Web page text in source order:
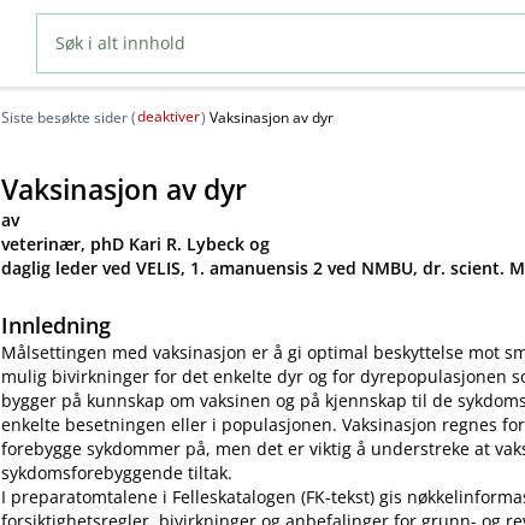
Siste besøkte sider (deaktiver) Vaksinasjon av dyr
Vaksinasjon av dyr
av
veterinær, phD Kari R. Lybeck og
daglig leder ved VELIS, 1. amanuensis 2 ved NMBU, dr. scient.
Innledning
Målsettingen med vaksinasjon er å gi optimal beskyttelse mot
mulig bivirkninger for det enkelte dyr og for dyrepopulasjonen
bygger på kunnskap om vaksinen og på kjennskap til de
enkelte besetningen eller i populasjonen. Vaksinasjon regnes
forebygge sykdommer på, men det er viktig å understreke at
sykdomsforebyggende tiltak.
I preparatomtalene i Felleskatalogen (FK-tekst) gis